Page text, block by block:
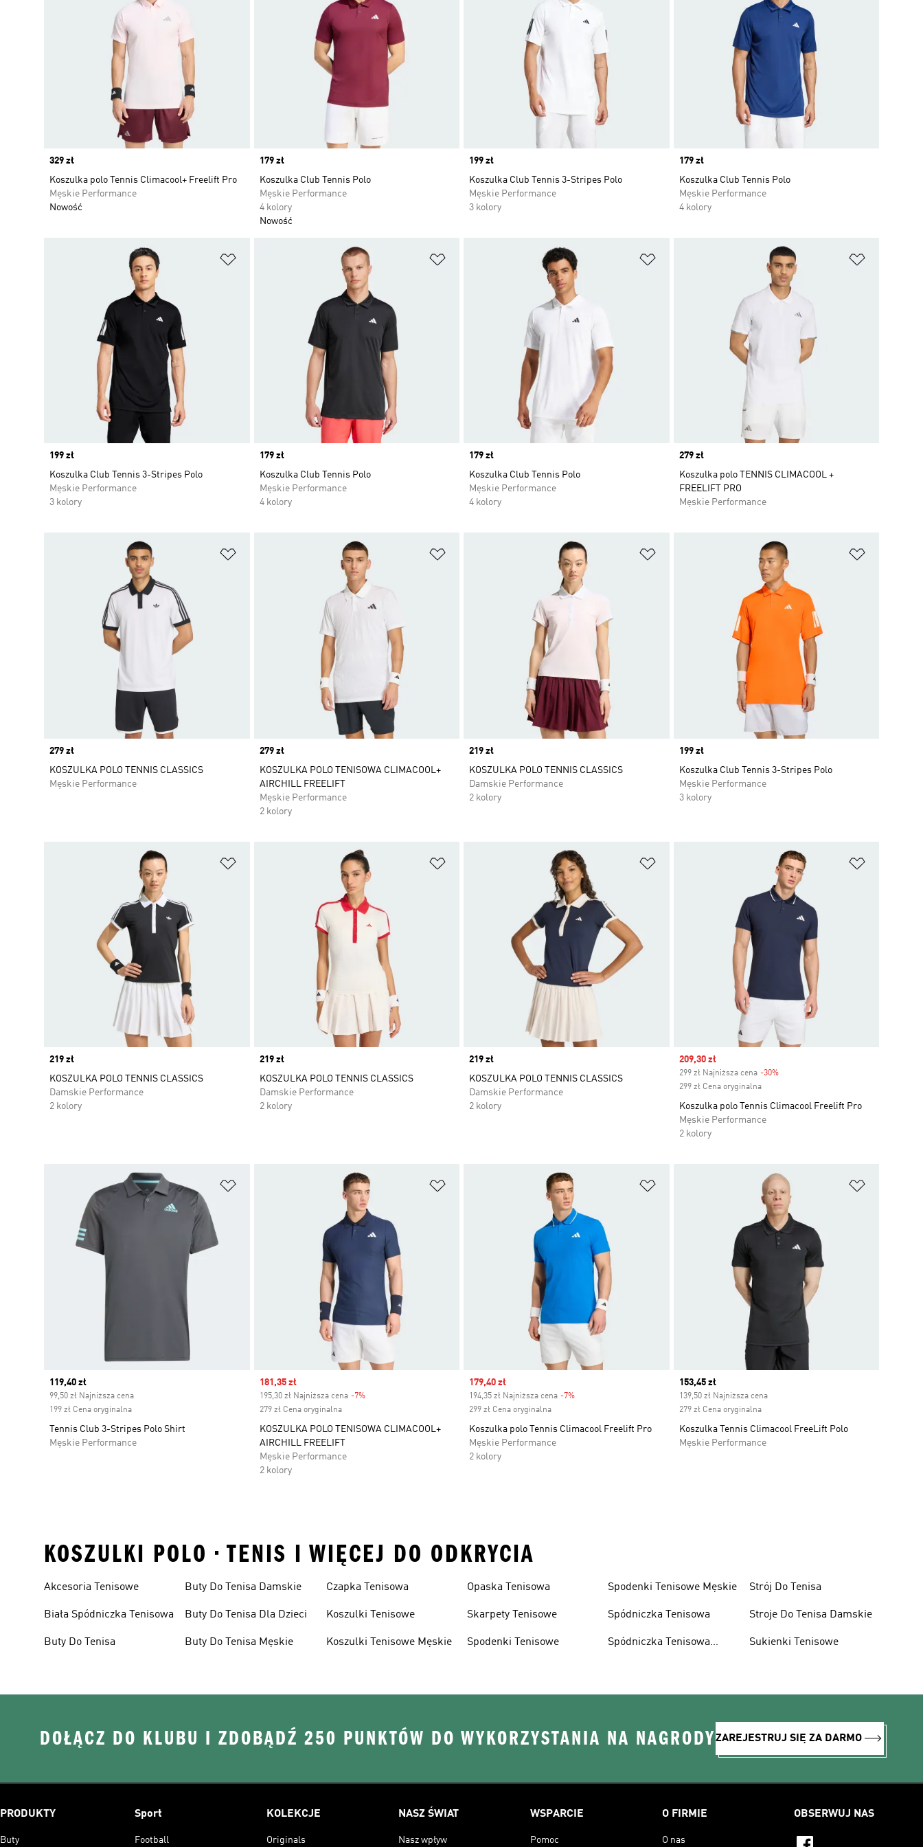
Price
329 zł
Koszulka polo Tennis Climacool+ Freelift Pro
Męskie Performance
Nowość
Price
179 zł
Koszulka Club Tennis Polo
Męskie Performance
4 kolory
Nowość
Price
199 zł
Koszulka Club Tennis 3-Stripes Polo
Męskie Performance
3 kolory
Price
179 zł
Koszulka Club Tennis Polo
Męskie Performance
4 kolory
Price
199 zł
Koszulka Club Tennis 3-Stripes Polo
Męskie Performance
3 kolory
Dodaj do listy życzeń
Price
179 zł
Koszulka Club Tennis Polo
Męskie Performance
4 kolory
Price
179 zł
Koszulka Club Tennis Polo
Męskie Performance
4 kolory
Price
279 zł
Koszulka polo TENNIS CLIMACOOL +
FREELIFT PRO
Męskie Performance
Price
279 zł
KOSZULKA POLO TENNIS CLASSICS
Męskie Performance
Price
279 zł
KOSZULKA POLO TENISOWA CLIMACOOL+
AIRCHILL FREELIFT
Męskie Performance
2 kolory
Price
219 zł
KOSZULKA POLO TENNIS CLASSICS
Damskie Performance
2 kolory
Price
199 zł
Koszulka Club Tennis 3-Stripes Polo
Męskie Performance
3 kolory
Price
219 zł
KOSZULKA POLO TENNIS CLASSICS
Damskie Performance
2 kolory
Price
219 zł
KOSZULKA POLO TENNIS CLASSICS
Damskie Performance
2 kolory
Price
219 zł
KOSZULKA POLO TENNIS CLASSICS
Damskie Performance
2 kolory
Sale price
209,30 zł
299 zł Najniższa cena -30%Discount
299 zł Cena oryginalna
Koszulka polo Tennis Climacool Freelift Pro
Męskie Performance
2 kolory
Current price
119,40 zł
99,50 zł Najniższa cena
199 zł Cena oryginalna
Tennis Club 3-Stripes Polo Shirt
Męskie Performance
Dodaj do listy życzeń
Sale price
181,35 zł
195,30 zł Najniższa cena -7%Discount
279 zł Cena oryginalna
KOSZULKA POLO TENISOWA CLIMACOOL+
AIRCHILL FREELIFT
Męskie Performance
2 kolory
Sale price
179,40 zł
194,35 zł Najniższa cena -7%
299 zł Cena oryginalna
Koszulka polo Tennis Climacool Freelift Pro
Męskie Performance
2 kolory
Current price
153,45 zł
139,50 zł Najniższa cena
279 zł Cena oryginalna
Koszulka Tennis Climacool FreeLift Polo
Męskie Performance
KOSZULKI POLO • TENIS I WIĘCEJ DO ODKRYCIA
Akcesoria Tenisowe
Biała Spódniczka Tenisowa
Buty Do Tenisa
Buty Do Tenisa Damskie
Buty Do Tenisa Dla Dzieci
Buty Do Tenisa Męskie
Czapka Tenisowa
Koszulki Tenisowe
Koszulki Tenisowe Męskie
Opaska Tenisowa
Skarpety Tenisowe
Spodenki Tenisowe
Spodenki Tenisowe Męskie
Spódniczka Tenisowa
Spódniczka Tenisowa
Strój Do Tenisa
Stroje Do Tenisa Damskie
Sukienki Tenisowe
DOŁĄCZ DO KLUBU I ZDOBĄDŹ 250 PUNKTÓW DO WYKORZYSTANIA NA NAGRODYZAREJESTRUJ SIĘ ZA DARMO
PRODUKTY
Buty
Sport
Football
KOLEKCJE
Originals
NASZ ŚWIAT
Nasz wpływ
WSPARCIE
Pomoc
O FIRMIE
O nas
OBSERWUJ NAS